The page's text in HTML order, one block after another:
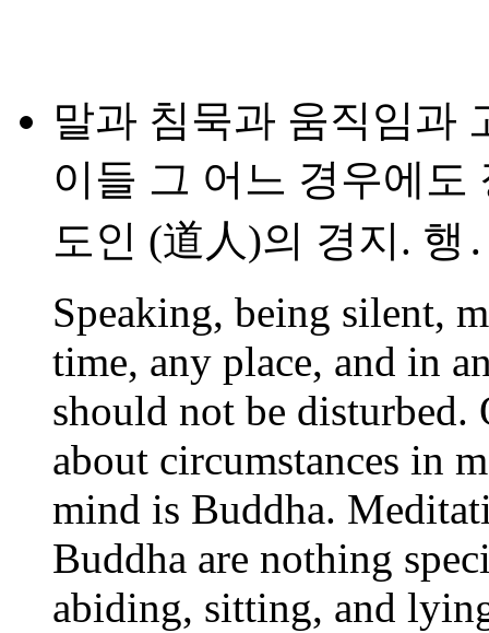
말과 침묵과 움직임과
이들 그 어느 경우에도
도인 (道人)의 경지. 행
Speaking, being silent,
time, any place, and in
should not be disturbed.
about circumstances in
mind is Buddha.
Buddha are nothing
abiding, sitting, and